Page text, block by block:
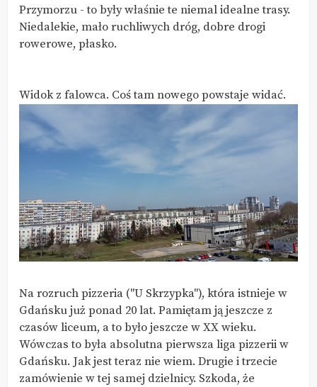
Przymorzu - to były właśnie te niemal idealne trasy.
Niedalekie, mało ruchliwych dróg, dobre drogi
rowerowe, płasko.
Widok z falowca. Coś tam nowego powstaje widać.
Na rozruch pizzeria ("U Skrzypka"), która istnieje w
Gdańsku już ponad 20 lat. Pamiętam ją jeszcze z
czasów liceum, a to było jeszcze w XX wieku.
Wówczas to była absolutna pierwsza liga pizzerii w
Gdańsku. Jak jest teraz nie wiem. Drugie i trzecie
zamówienie w tej samej dzielnicy. Szkoda, że